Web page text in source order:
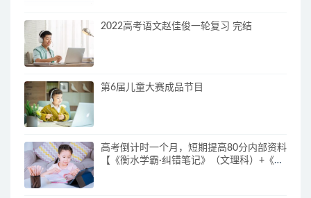
2022高考语文赵佳俊一轮复习 完结
第6届儿童大赛成品节目
高考倒计时一个月，短期提高80分内部资料
【《衡水学霸·纠错笔记》（文理科）+《冲